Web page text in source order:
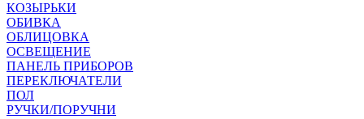
КОЗЫРЬКИ
ОБИВКА
ОБЛИЦОВКА
ОСВЕЩЕНИЕ
ПАНЕЛЬ ПРИБОРОВ
ПЕРЕКЛЮЧАТЕЛИ
ПОЛ
РУЧКИ/ПОРУЧНИ